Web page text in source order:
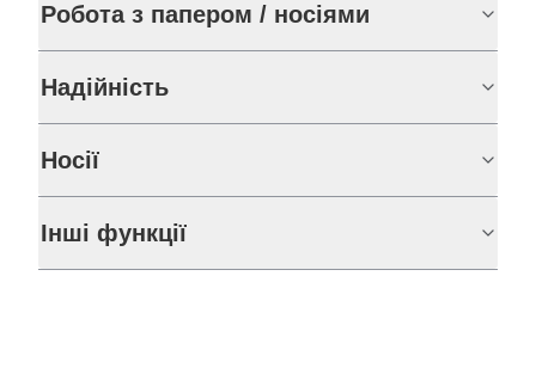
Робота з папером / носіями
Надійність
Носії
Інші функції